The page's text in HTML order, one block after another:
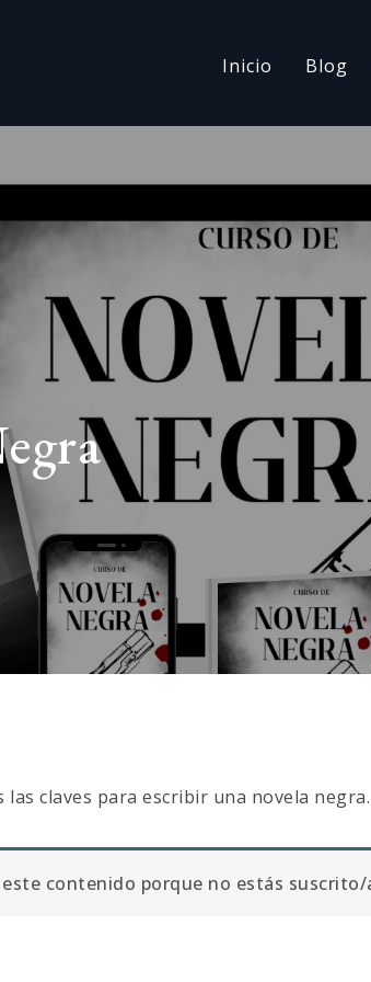
Inicio Blog
las claves para escribir una novela negra.
este contenido porque no estás